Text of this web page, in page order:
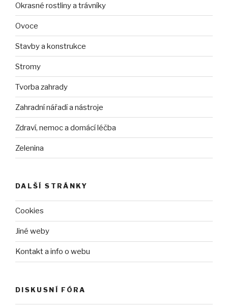
Okrasné rostliny a trávníky
Ovoce
Stavby a konstrukce
Stromy
Tvorba zahrady
Zahradní nářadí a nástroje
Zdraví, nemoc a domácí léčba
Zelenina
DALŠÍ STRÁNKY
Cookies
Jiné weby
Kontakt a info o webu
DISKUSNÍ FÓRA